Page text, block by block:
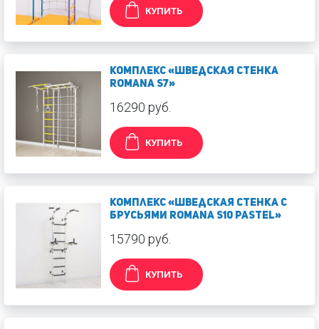
КУПИТЬ
Комплекс «Шведская стенка
ROMANA S7»
16290 руб.
КУПИТЬ
Комплекс «Шведская стенка с
брусьями ROMANA S10 Pastel»
15790 руб.
КУПИТЬ